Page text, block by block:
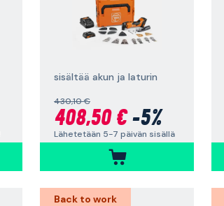
sisältää akun ja laturin
430,10 €
408,50 €-5%
Lähetetään 5-7 päivän sisällä
Back to work